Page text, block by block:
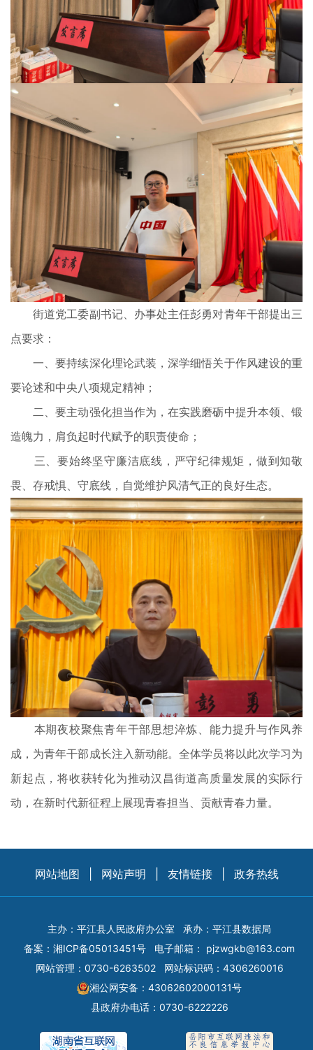
街道党工委副书记、办事处主任彭勇对青年干部提出三
点要求：
一、要持续深化理论武装，深学细悟关于作风建设的重
要论述和中央八项规定精神；
二、要主动强化担当作为，在实践磨砺中提升本领、锻
造魄力，肩负起时代赋予的职责使命；
三、要始终坚守廉洁底线，严守纪律规矩，做到知敬
畏、存戒惧、守底线，自觉维护风清气正的良好生态。
本期夜校聚焦青年干部思想淬炼、能力提升与作风养
成，为青年干部成长注入新动能。全体学员将以此次学习为
新起点，将收获转化为推动汉昌街道高质量发展的实际行
动，在新时代新征程上展现青春担当、贡献青春力量。
网站地图 网站声明 友情链接 政务热线
主办：平江县人民政府办公室
承办：平江县数据局
备案： 湘ICP备05013451号 电子邮箱： pjzwgkb@163.com
网站管理：0730-6263502
网站标识码：4306260016
湘公网安备：43062602000131号
县政府办电话：0730-6222226